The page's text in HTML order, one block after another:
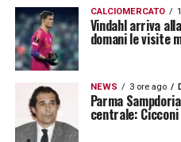
Una dichiarazione che
quadro del mercato. Il
sembra intenzionato a
sull’attaccante,
di una nuova
CALCIOMERCATO
Vindahl arriva
domani le visite
NEWS 3 ore ago
Parma
centrale: